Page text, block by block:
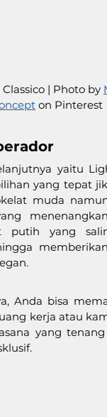
| Photo by
on Pinterest
yaitu
yang tepat
muda
putih yang
Anda bisa
kerja atau
yang